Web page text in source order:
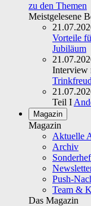
zu den Themen
Meistgelesene
Vorteile
Jubiläum
Interview
Teil I
Magazin
Magazin
Aktuelle
Archiv
Push-
Team &
Das Magazin